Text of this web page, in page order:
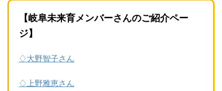
【岐阜未来育メンバーさんのご紹介ペー
ジ】
♢大野智子さん
♢上野雅恵さん